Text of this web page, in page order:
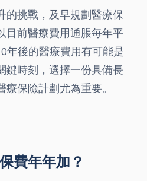
的挑戰，及早規劃醫療保
目前醫療費用通脹每年平
年後的醫療費用有可能是
鍵時刻，選擇一份具備長
保險計劃尤為重要。
費年年加？